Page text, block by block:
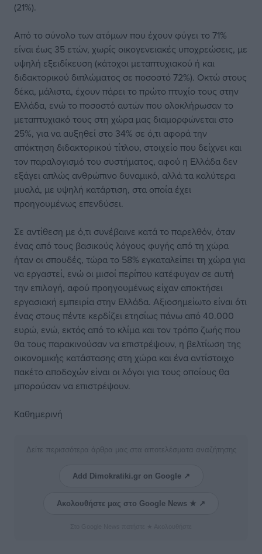
(21%).
Από το σύνολο των ατόμων που έχουν φύγει το 71%
είναι έως 35 ετών, χωρίς οικογενειακές υποχρεώσεις, με
υψηλή εξειδίκευση (κάτοχοι μεταπτυχιακού ή και
διδακτορικού διπλώματος σε ποσοστό 72%). Οκτώ στους
δέκα, μάλιστα, έχουν πάρει το πρώτο πτυχίο τους στην
Ελλάδα, ενώ το ποσοστό αυτών που ολοκλήρωσαν το
μεταπτυχιακό τους στη χώρα μας διαμορφώνεται στο
25%, για να αυξηθεί στο 34% σε ό,τι αφορά την
απόκτηση διδακτορικού τίτλου, στοιχείο που δείχνει και
τον παραλογισμό του συστήματος, αφού η Ελλάδα δεν
εξάγει απλώς ανθρώπινο δυναμικό, αλλά τα καλύτερα
μυαλά, με υψηλή κατάρτιση, στα οποία έχει
προηγουμένως επενδύσει.
Σε αντίθεση με ό,τι συνέβαινε κατά το παρελθόν, όταν
ένας από τους βασικούς λόγους φυγής από τη χώρα
ήταν οι σπουδές, τώρα το 58% εγκαταλείπει τη χώρα για
να εργαστεί, ενώ οι μισοί περίπου κατέφυγαν σε αυτή
την επιλογή, αφού προηγουμένως είχαν αποκτήσει
εργασιακή εμπειρία στην Ελλάδα. Αξιοσημείωτο είναι ότι
ένας στους πέντε κερδίζει ετησίως πάνω από 40.000
ευρώ, ενώ, εκτός από το κλίμα και τον τρόπο ζωής που
θα τους παρακινούσαν να επιστρέψουν, η βελτίωση της
οικονομικής κατάστασης στη χώρα και ένα αντίστοιχο
πακέτο αποδοχών είναι οι λόγοι για τους οποίους θα
μπορούσαν να επιστρέψουν.
Καθημερινή
Δείτε περισσότερα άρθρα μας στα αποτελέσματα αναζήτησης
Add Dimokratiki.gr on Google ↗
Ακολουθήστε μας στο Google News ★ ↗